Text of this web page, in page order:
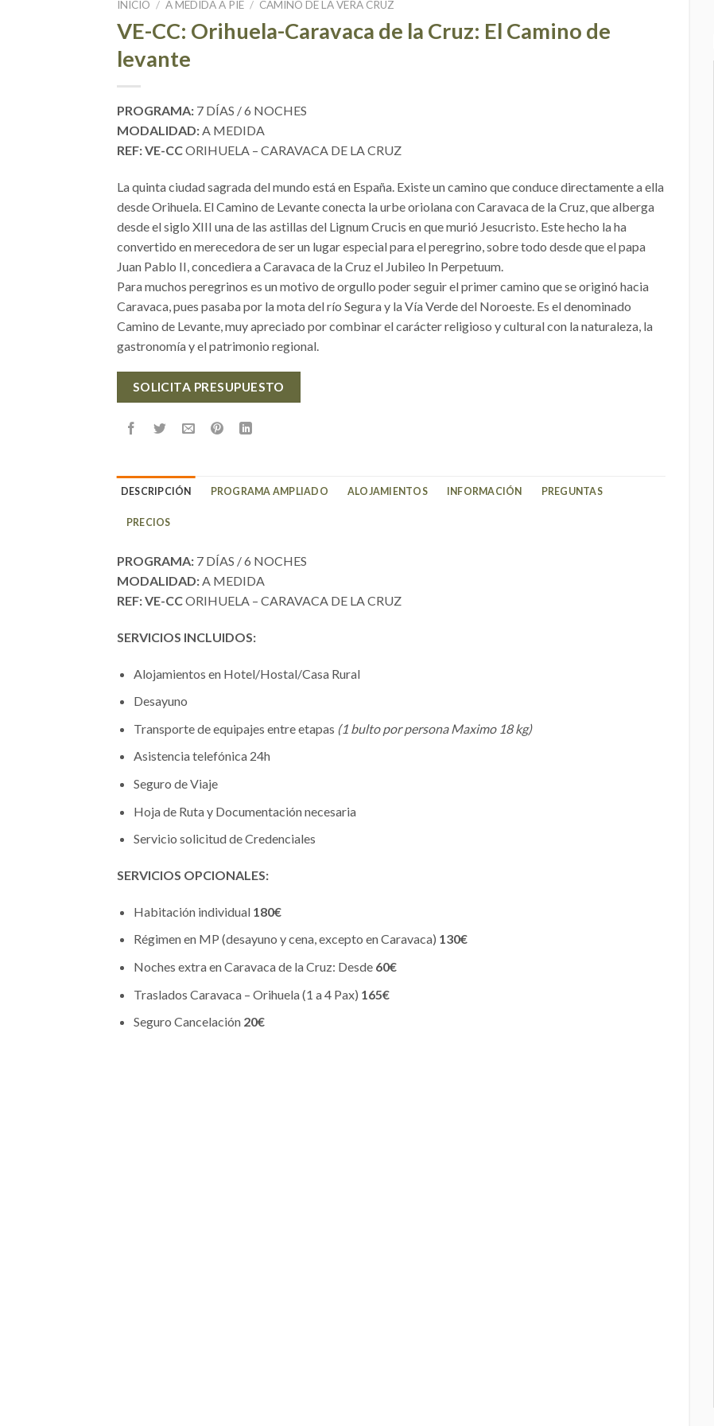
INICIO / A MEDIDA A PIE / CAMINO DE LA VERA CRUZ
VE-CC: Orihuela-Caravaca de la Cruz: El Camino de
levante
PROGRAMA: 7 DÍAS / 6 NOCHES
MODALIDAD: A MEDIDA
REF: VE-CCORIHUELA – CARAVACA DE LA CRUZ
La quinta ciudad sagrada del mundo está en España. Existe un camino que conduce directamente a ella
desde Orihuela. El Camino de Levante conecta la urbe oriolana con Caravaca de la Cruz, que alberga
desde el siglo XIII una de las astillas del Lignum Crucis en que murió Jesucristo. Este hecho la ha
convertido en merecedora de ser un lugar especial para el peregrino, sobre todo desde que el papa
Juan Pablo II, concediera a Caravaca de la Cruz el Jubileo In Perpetuum.
Para muchos peregrinos es un motivo de orgullo poder seguir el primer camino que se originó hacia
Caravaca, pues pasaba por la mota del río Segura y la Vía Verde del Noroeste. Es el denominado
Camino de Levante, muy apreciado por combinar el carácter religioso y cultural con la naturaleza, la
gastronomía y el patrimonio regional.
SOLICITA PRESUPUESTO
DESCRIPCIÓN PROGRAMA AMPLIADO ALOJAMIENTOS INFORMACIÓN PREGUNTAS
PRECIOS
PROGRAMA: 7 DÍAS / 6 NOCHES
MODALIDAD:A MEDIDA
REF: VE-CCORIHUELA – CARAVACA DE LA CRUZ
SERVICIOS INCLUIDOS:
Alojamientos en Hotel/Hostal/Casa Rural
Desayuno
Transporte de equipajes entre etapas (1 bulto por persona Maximo 18 kg)
Asistencia telefónica 24h
Seguro de Viaje
Hoja de Ruta y Documentación necesaria
Servicio solicitud de Credenciales
SERVICIOS OPCIONALES:
Habitación individual 180€
Régimen en MP (desayuno y cena, excepto en Caravaca) 130€
Noches extra en Caravaca de la Cruz: Desde 60€
Traslados Caravaca – Orihuela (1 a 4 Pax) 165€
Seguro Cancelación 20€